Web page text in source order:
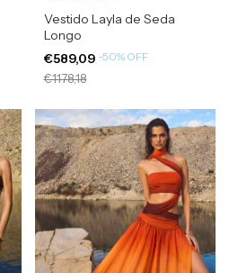
Vestido Layla de Seda
Longo
€589,09 -50% OFF
€1178,18